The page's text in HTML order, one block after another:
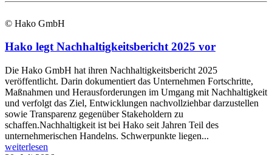
© Hako GmbH
Hako legt Nachhaltigkeitsbericht 2025 vor
Die Hako GmbH hat ihren Nachhaltigkeitsbericht 2025
veröffentlicht. Darin dokumentiert das Unternehmen Fortschritte,
Maßnahmen und Herausforderungen im Umgang mit Nachhaltigkeit
und verfolgt das Ziel, Entwicklungen nachvollziehbar darzustellen
sowie Transparenz gegenüber Stakeholdern zu
schaffen.Nachhaltigkeit ist bei Hako seit Jahren Teil des
unternehmerischen Handelns. Schwerpunkte liegen...
weiterlesen